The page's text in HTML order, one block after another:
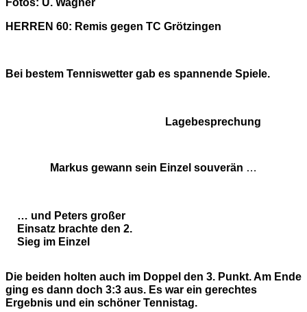
Fotos: U. Wagner
HERREN 60: Remis gegen TC Grötzingen
Bei bestem Tenniswetter gab es spannende Spiele.
Lagebesprechung
Markus gewann sein Einzel souverän …
… und Peters großer
Einsatz brachte den 2.
Sieg im Einzel
Die beiden holten auch im Doppel den 3. Punkt. Am Ende
ging es dann doch 3:3 aus. Es war ein gerechtes
Ergebnis und ein schöner Tennistag.